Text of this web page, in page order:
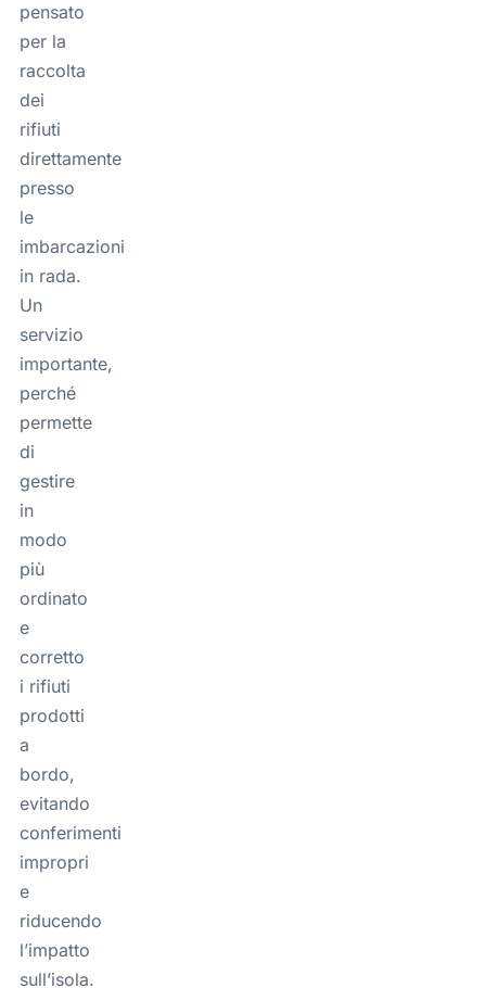
pensato
per la
raccolta
dei
rifiuti
direttamente
presso
le
imbarcazioni
in rada.
Un
servizio
importante,
perché
permette
di
gestire
in
modo
più
ordinato
e
corretto
i rifiuti
prodotti
a
bordo,
evitando
conferimenti
impropri
e
riducendo
l’impatto
sull’isola.